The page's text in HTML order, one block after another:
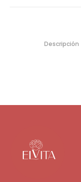
Descripción